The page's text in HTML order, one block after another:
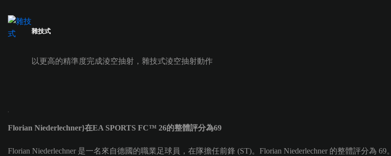
雜技式
以更高的精準度完成淩空抽射，雜技式淩空抽射動作
Florian Niederlechner}在EA SPORTS FC™ 26的整體評分為69
Florian Niederlechner 是一名來自德國的職業足球員，在隊擔任前鋒 (ST)。Florian Niederlechner 的整體評分為 69。